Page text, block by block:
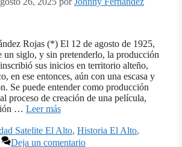
Rojas (*) El 12 de agosto de 1925,
un siglo, y sin pretenderlo, la producción
sus inicios en territorio alteño,
en ese entonces, aún con una escasa y
Se puede entender como producción
proceso de creación de una película,
… Leer más
Satelite El Alto, Historia El Alto,
Deja un comentario